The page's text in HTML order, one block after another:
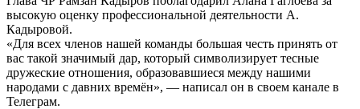
высокую оценку профессиональной деятельности А.
Кадыровой.
«Для всех членов нашей команды большая честь принять от
вас такой значимый дар, который символизирует тесные
дружеские отношения, образовавшиеся между нашими
народами с давних времён», — написал он в своем канале в
Телеграм.